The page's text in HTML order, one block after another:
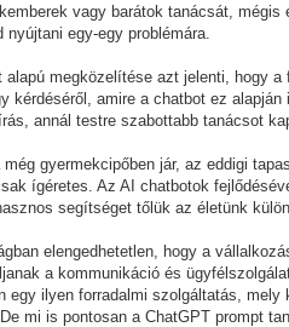
vagy barátok tanácsát,
egy-egy problémára.
alapú megközelítése azt jelenti, hogy
kérdéséről, amire a chatbot ez
annál testre szabottabb tanácsot
még gyermekcipőben jár, az eddigi
ígéretes. Az AI chatbotok
segítséget tőlük az életünk
elengedhetetlen, hogy a
a kommunikáció és
egy ilyen forradalmi szolgáltatás,
mi is pontosan a ChatGPT prompt